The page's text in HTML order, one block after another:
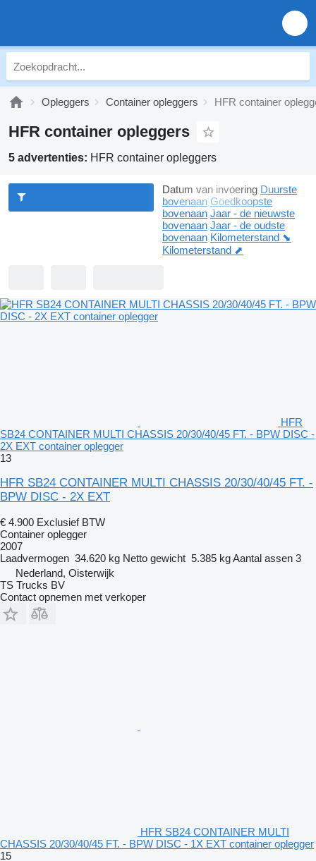
Opleggers Container opleggers HFR container
HFR container opleggers
5 advertenties: HFR container opleggers
Datum van invoering Duurste
bovenaan Goedkoopste
bovenaan Jaar - de nieuwste
bovenaan Jaar - de oudste
bovenaan Kilometerstand ⬊
Kilometerstand ⬈
HFR
SB24 CONTAINER MULTI CHASSIS 20/30/40/45 FT. - BPW DISC -
2X EXT container oplegger
13
HFR SB24 CONTAINER MULTI CHASSIS 20/30/40/45 FT. -
BPW DISC - 2X EXT
€ 4.900 Exclusief BTW
Container oplegger
2007
Laadvermogen 34.620 kg Netto gewicht 5.385 kgAantal assen 3
Nederland, Oisterwijk
TS Trucks BV
Contact opnemen met verkoper
HFR SB24 CONTAINER MULTI
CHASSIS 20/30/40/45 FT. - BPW DISC - 1X EXT container oplegger
15